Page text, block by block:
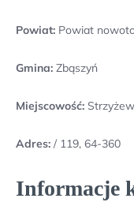
Powiat: Powiat
Gmina: Zbąszyń
Miejscowość:
Adres: / 119, 64-360
Informacje